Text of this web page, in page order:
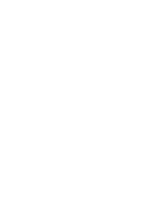
online genera inquietudes sobre el
esenciales para mantener la confianza
más sofisticados para eludir los controles
constituye la primera línea de defensa
con problemas de juego eludan las
que las personas se autoexcluyan de
a sus servicios.
a identidades verificadas, dificulta